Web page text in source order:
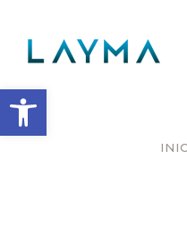
Abrir barra de herramientas